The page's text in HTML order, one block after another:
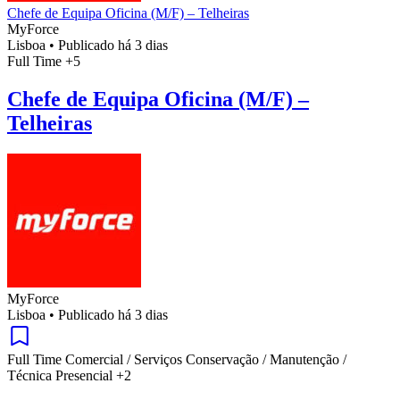
Chefe de Equipa Oficina (M/F) – Telheiras
MyForce
Lisboa • Publicado há 3 dias
Full Time +5
Chefe de Equipa Oficina (M/F) –
Telheiras
MyForce
Lisboa • Publicado há 3 dias
Full Time Comercial / Serviços Conservação / Manutenção /
Técnica Presencial +2